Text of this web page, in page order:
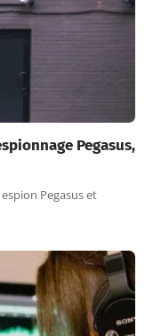
Pegasus,
Pegasus et